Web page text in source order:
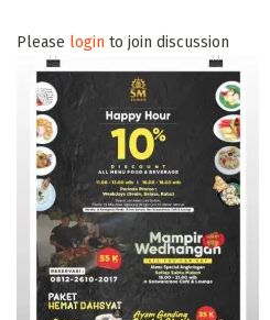
Please login to join discussion